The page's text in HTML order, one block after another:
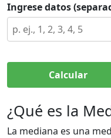
Ingrese datos
Calcular
¿Qué es la
La mediana es una